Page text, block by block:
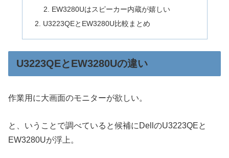
EW3280Uはスピーカー内蔵が嬉しい
U3223QEとEW3280U比較まとめ
U3223QEとEW3280Uの違い
作業用に大画面のモニターが欲しい。
と、いうことで調べていると候補にDellのU3223QEと
EW3280Uが浮上。